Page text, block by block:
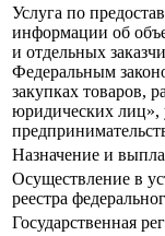
Услуга по
информации об
и отдельных
Федеральным
закупках товаров,
юридических лиц»,
Назначение и
Осуществление в
реестра
Государственная